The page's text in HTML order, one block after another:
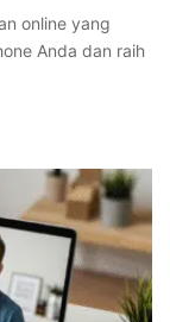
online yang
Anda dan raih